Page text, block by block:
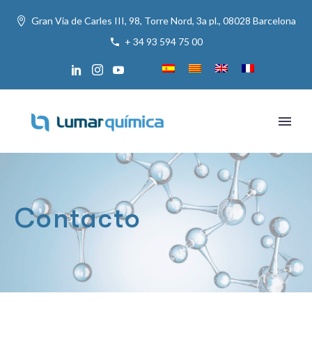
Gran Via de Carles III, 98, Torre Nord, 3a pl., 08028 Barcelona
+ 34 93 594 75 00
Contacto